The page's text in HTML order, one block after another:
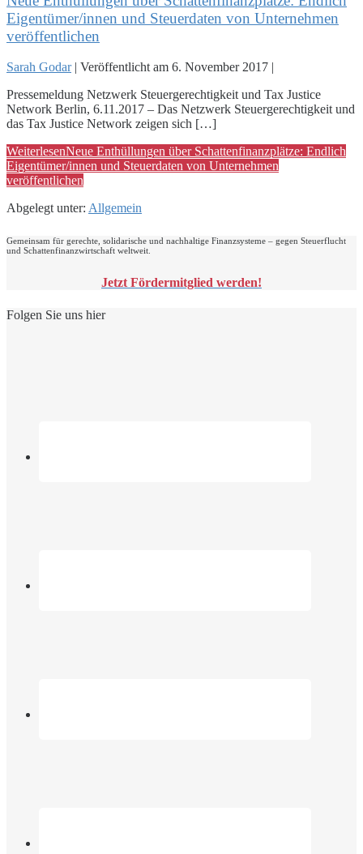
Eigentümer/innen und Steuerdaten von Unternehmen
veröffentlichen
Sarah Godar| Veröffentlicht am 6. November 2017 |
Pressemeldung Netzwerk Steuergerechtigkeit und Tax Justice
Network Berlin, 6.11.2017 – Das Netzwerk Steuergerechtigkeit und
das Tax Justice Network zeigen sich […]
WeiterlesenNeue Enthüllungen über Schattenfinanzplätze: Endlich
Eigentümer/innen und Steuerdaten von Unternehmen
veröffentlichen
Abgelegt unter: Allgemein
Gemeinsam für gerechte, solidarische und nachhaltige Finanzsysteme – gegen Steuerflucht
und Schattenfinanzwirtschaft weltweit.
Jetzt Fördermitglied werden!
Folgen Sie uns hier